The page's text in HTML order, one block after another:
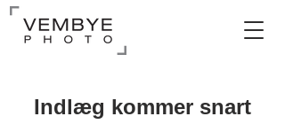
Indlæg kommer snart